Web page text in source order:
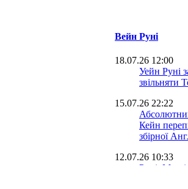
Вейн Руні
18.07.26 12:00
Уейн Руні
звільняти
15.07.26 22:22
Кейн
збірної
12.07.26 10:33
Руні: